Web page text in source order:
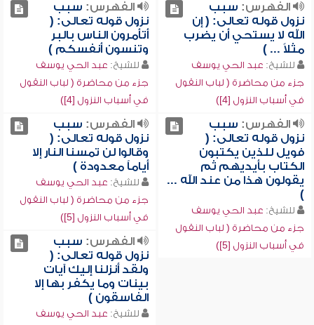
الفهرس: سبب
نزول قوله تعالى: ( إن
الله لا يستحي أن يضرب
مثلاً ... )
للشيخ: عبد الحي يوسف
جزء من محاضرة ( لباب النقول
في أسباب النزول [4])
الفهرس: سبب
نزول قوله تعالى: (
أتأمرون الناس بالبر
وتنسون أنفسكم )
للشيخ: عبد الحي يوسف
جزء من محاضرة ( لباب النقول
في أسباب النزول [4])
الفهرس: سبب
نزول قوله تعالى: (
فويل للذين يكتبون
الكتاب بأيديهم ثم
يقولون هذا من عند الله ...
)
للشيخ: عبد الحي يوسف
جزء من محاضرة ( لباب النقول
في أسباب النزول [5])
الفهرس: سبب
نزول قوله تعالى: (
وقالوا لن تمسنا النار إلا
أياماً معدودة )
للشيخ: عبد الحي يوسف
جزء من محاضرة ( لباب النقول
في أسباب النزول [5])
الفهرس: سبب
نزول قوله تعالى: (
ولقد أنزلنا إليك آيات
بينات وما يكفر بها إلا
الفاسقون )
للشيخ: عبد الحي يوسف